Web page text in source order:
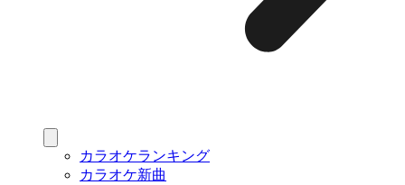
カラオケランキング
カラオケ新曲